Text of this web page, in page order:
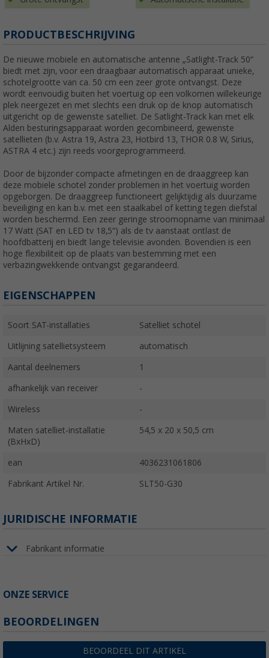
PRODUCTBESCHRIJVING
De nieuwe mobiele en automatische antenne „Satlight-Track 50“
biedt met zijn, voor een draagbaar automatisch apparaat unieke,
schotelgrootte van ca. 50 cm een zeer grote ontvangst. Deze
wordt eenvoudig buiten het voertuig op een volkomen willekeurige
plek neergezet en met slechts een druk op de knop automatisch
uitgericht op de gewenste satelliet. De Satlight-Track kan met elk
Alden besturingsapparaat worden gecombineerd, gewenste
satellieten (b.v. Astra 19, Astra 23, Hotbird 13, THOR 0.8 W, Sirius,
ASTRA 4 etc.) zijn reeds voorgeprogrammeerd.
Door de bijzonder compacte afmetingen en de draaggreep kan
deze mobiele schotel zonder problemen in het voertuig worden
opgeborgen. De draaggreep functioneert gelijktijdig als duurzame
beveiliging en kan b.v. met een staalkabel of ketting tegen diefstal
worden beschermd. Een zeer geringe stroomopname van minimaal
17 Watt (SAT en LED tv 18,5“) als de tv aanstaat ontlast de
hoofdbatterij en biedt lange televisie avonden. Bovendien is een
hoge flexibiliteit op de plaats van bestemming met een
verbazingwekkende ontvangst gegarandeerd.
EIGENSCHAPPEN
Soort SAT-installaties Satelliet schotel
Uitlijning satellietsysteem automatisch
Aantal deelnemers 1
afhankelijk van receiver -
Wireless -
Maten satelliet-installatie
(BxHxD)
54,5 x 20 x 50,5 cm
ean 4036231061806
Fabrikant Artikel Nr. SLT50-G30
JURIDISCHE INFORMATIE
Fabrikant informatie
ONZE SERVICE
BEOORDELINGEN
BEOORDEEL DIT ARTIKEL